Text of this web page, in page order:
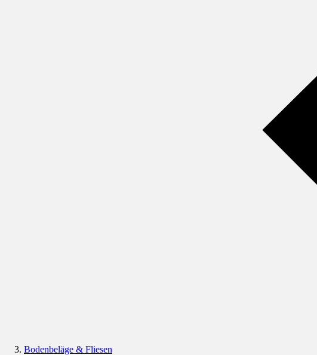
Bodenbeläge & Fliesen